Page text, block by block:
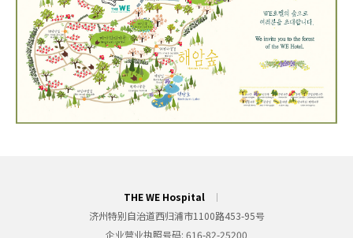
THE WE Hospital
济州特别自治道西归浦市1100路453-95号
企业营业执照号码 616-82-25200